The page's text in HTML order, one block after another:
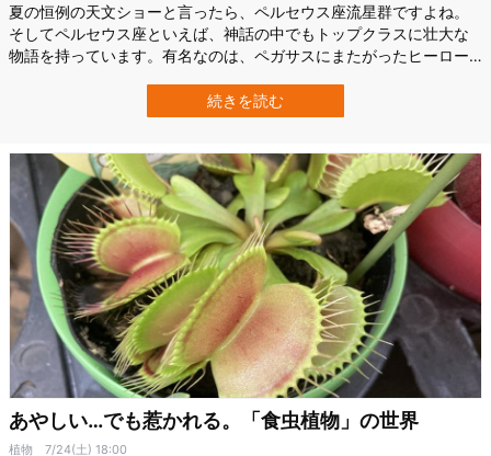
夏の恒例の天文ショーと言ったら、ペルセウス座流星群ですよね。
そしてペルセウス座といえば、神話の中でもトップクラスに壮大な
物語を持っています。有名なのは、ペガサスにまたがったヒーロー
物、みんなクズすぎんか？」ってバージョンもあるんですよ。今回
は、ペルセウス座流星群の観察のポイントとともに、星待ち中のネ
続きを読む
あやしい…でも惹かれる。「食虫植物」の世界
植物 7/24(土) 18:00